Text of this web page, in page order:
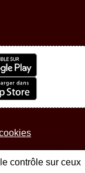
contrôle sur ceux